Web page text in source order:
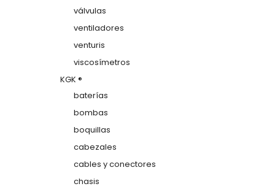
válvulas
ventiladores
venturis
viscosímetros
KGK ®
baterías
bombas
boquillas
cabezales
cables y conectores
chasis